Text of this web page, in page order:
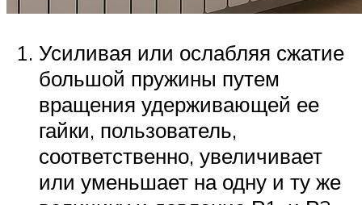
Усиливая или ослабляя сжатие
большой пружины путем
вращения удерживающей ее
гайки, пользователь,
соответственно, увеличивает
или уменьшает на одну и ту же